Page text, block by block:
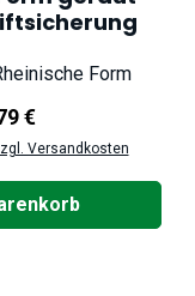
Form
Preis:
€
Versandkosten